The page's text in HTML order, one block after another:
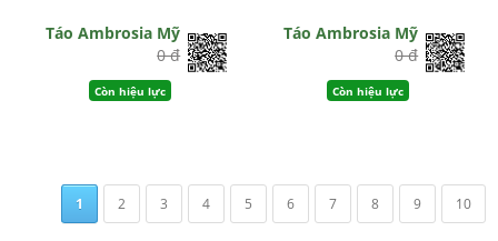
Táo Ambrosia Mỹ
0 đ
Còn hiệu lực
Táo Ambrosia Mỹ
0 đ
Còn hiệu lực
1 2 3 4 5 6 7 8 9 10